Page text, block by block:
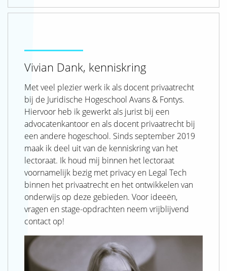
Vivian Dank, kenniskring
Met veel plezier werk ik als docent privaatrecht
bij de Juridische Hogeschool Avans & Fontys.
Hiervoor heb ik gewerkt als jurist bij een
advocatenkantoor en als docent privaatrecht bij
een andere hogeschool. Sinds september 2019
maak ik deel uit van de kenniskring van het
lectoraat. Ik houd mij binnen het lectoraat
voornamelijk bezig met privacy en Legal Tech
binnen het privaatrecht en het ontwikkelen van
onderwijs op deze gebieden. Voor ideeën,
vragen en stage-opdrachten neem vrijblijvend
contact op!